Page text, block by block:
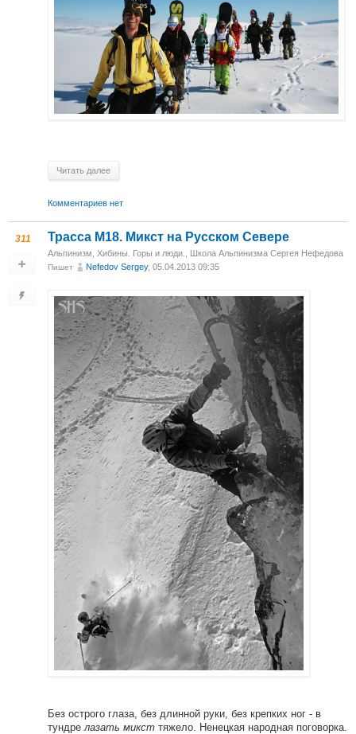
Читать далее
Комментариев нет
311 Трасса М18. Микст на Русском Севере
Альпинизм Хибины. Горы и люди. Школа Альпинизма Сергея Нефедова
Пишет Nefedov Sergey, 05.04.2013 09:35
Без острого глаза, без длинной руки, без крепких ног - в
тундре лазать микст тяжело. Ненецкая народная поговорка.